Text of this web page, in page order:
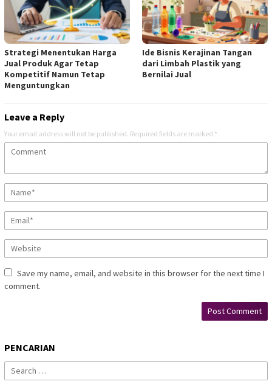
Strategi Menentukan Harga
Jual Produk Agar Tetap
Kompetitif Namun Tetap
Menguntungkan
Ide Bisnis Kerajinan Tangan
dari Limbah Plastik yang
Bernilai Jual
Leave a Reply
Your email address will not be published. Required fields are marked *
Save my name, email, and website in this browser for the next time I
comment.
PENCARIAN
Search
for: